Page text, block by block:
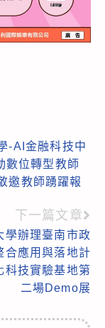
-AI金融科技中
數位轉型教師
邀教師踴躍報
下一篇文章
學辦理臺南市政
合應用與落地計
技實驗基地第
二場Demo展